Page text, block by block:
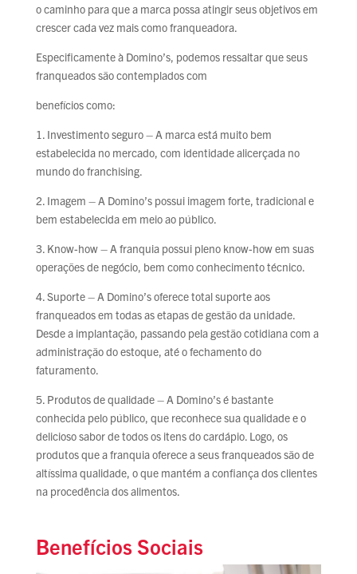
o caminho para que a marca possa atingir seus objetivos em
crescer cada vez mais como franqueadora.
Especificamente à Domino’s, podemos ressaltar que seus
franqueados são contemplados com
benefícios como:
1. Investimento seguro – A marca está muito bem
estabelecida no mercado, com identidade alicerçada no
mundo do franchising.
2. Imagem – A Domino’s possui imagem forte, tradicional e
bem estabelecida em meio ao público.
3. Know-how – A franquia possui pleno know-how em suas
operações de negócio, bem como conhecimento técnico.
4. Suporte – A Domino’s oferece total suporte aos
franqueados em todas as etapas de gestão da unidade.
Desde a implantação, passando pela gestão cotidiana com a
administração do estoque, até o fechamento do
faturamento.
5. Produtos de qualidade – A Domino’s é bastante
conhecida pelo público, que reconhece sua qualidade e o
delicioso sabor de todos os itens do cardápio. Logo, os
produtos que a franquia oferece a seus franqueados são de
altíssima qualidade, o que mantém a confiança dos clientes
na procedência dos alimentos.
Benefícios Sociais